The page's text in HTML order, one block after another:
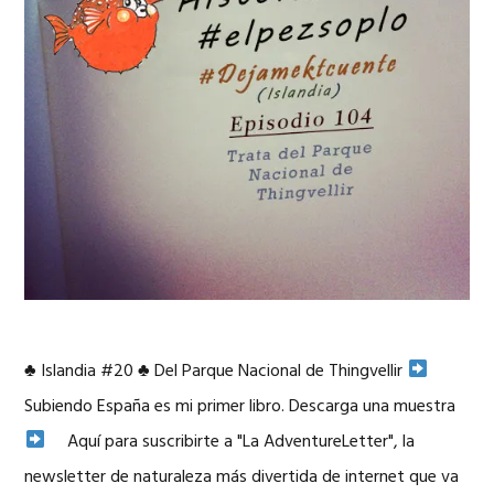
♣ Islandia #20♣Del Parque Nacional de Thingvellir
Subiendo España es mi primer libro. Descarga una muestra
Aquí para suscribirte a "La AdventureLetter", la
newsletter de naturaleza más divertida de internet que va